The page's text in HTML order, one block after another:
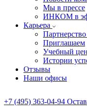
Мы в прессе
ИНКОМ в
Карьера
Приглашаем
Учебный
Истории
Отзывы
Наши офисы
+7 (495) 363-04-94